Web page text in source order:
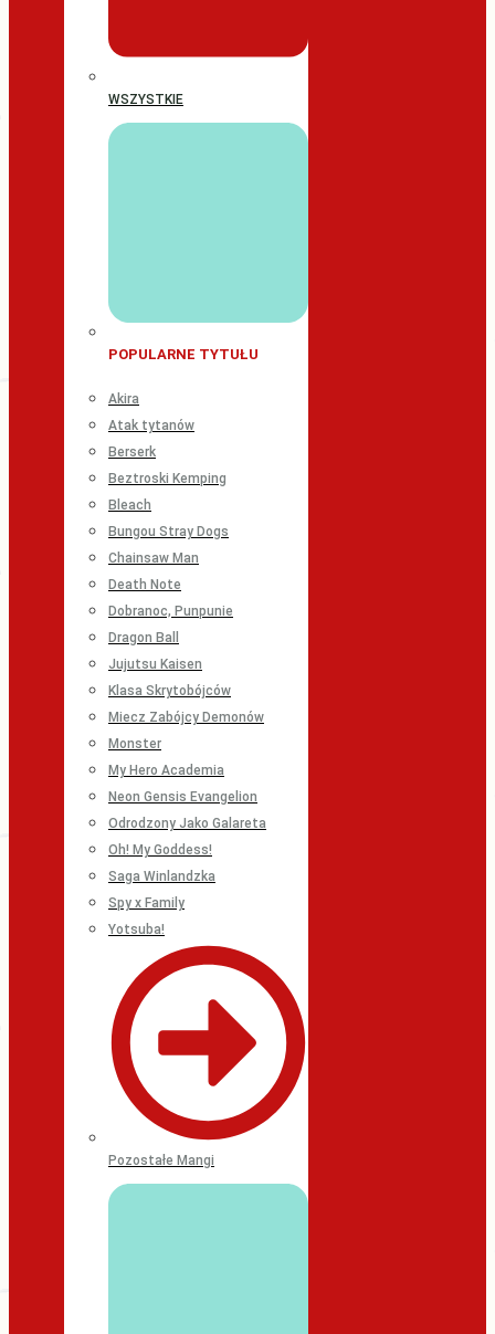
WSZYSTKIE
POPULARNE TYTUŁU
Akira
Atak tytanów
Berserk
Beztroski Kemping
Bleach
Bungou Stray Dogs
Chainsaw Man
Death Note
Dobranoc, Punpunie
Dragon Ball
Jujutsu Kaisen
Klasa Skrytobójców
Miecz Zabójcy Demonów
Monster
My Hero Academia
Neon Gensis Evangelion
Odrodzony Jako Galareta
Oh! My Goddess!
Saga Winlandzka
Spy x Family
Yotsuba!
Pozostałe Mangi